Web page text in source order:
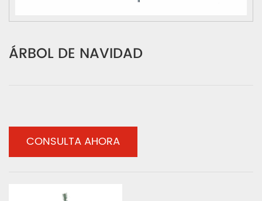
ÁRBOL DE NAVIDAD
CONSULTA AHORA